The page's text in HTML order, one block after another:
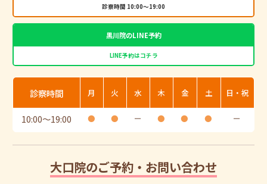
診察時間 10:00～19:00
黒川院のLINE予約
LINE予約はコチラ
診察時間 月 火 水 木 金 土 日・祝
10:00〜19:00 ● ● ー ● ● ● ー
大口院のご予約・お問い合わせ